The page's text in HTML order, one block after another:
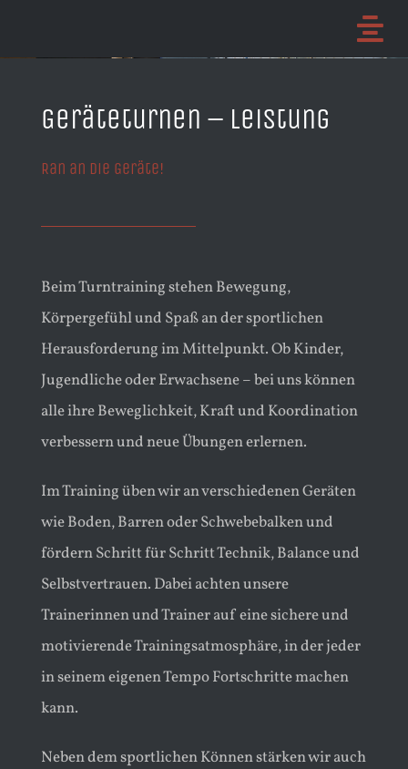
Aktuelles
Mitglied werden
Impressum und Kontakt
Geräteturnen – Leistung
Ran an die Geräte!
Beim Turntraining stehen Bewegung,
Körpergefühl und Spaß an der sportlichen
Herausforderung im Mittelpunkt. Ob Kinder,
Jugendliche oder Erwachsene – bei uns können
alle ihre Beweglichkeit, Kraft und Koordination
verbessern und neue Übungen erlernen.
Im Training üben wir an verschiedenen Geräten
wie Boden, Barren oder Schwebebalken und
fördern Schritt für Schritt Technik, Balance und
Selbstvertrauen. Dabei achten unsere
Trainerinnen und Trainer auf eine sichere und
motivierende Trainingsatmosphäre, in der jeder
in seinem eigenen Tempo Fortschritte machen
kann.
Neben dem sportlichen Können stärken wir auch